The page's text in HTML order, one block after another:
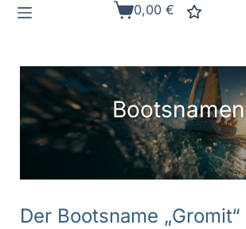
Warenkorb
0,00€
Bootsnamen
Der Bootsname „Gromit“